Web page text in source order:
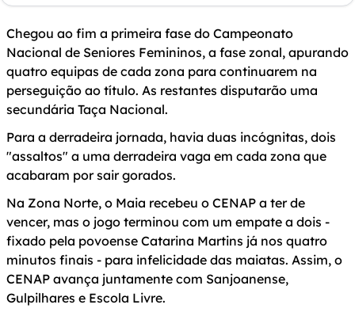
Chegou ao fim a primeira fase do Campeonato
Nacional de Seniores Femininos, a fase zonal, apurando
quatro equipas de cada zona para continuarem na
perseguição ao título. As restantes disputarão uma
secundária Taça Nacional.
Para a derradeira jornada, havia duas incógnitas, dois
"assaltos" a uma derradeira vaga em cada zona que
acabaram por sair gorados.
Na Zona Norte, o Maia recebeu o CENAP a ter de
vencer, mas o jogo terminou com um empate a dois -
fixado pela povoense Catarina Martins já nos quatro
minutos finais - para infelicidade das maiatas. Assim, o
CENAP avança juntamente com Sanjoanense,
Gulpilhares e Escola Livre.